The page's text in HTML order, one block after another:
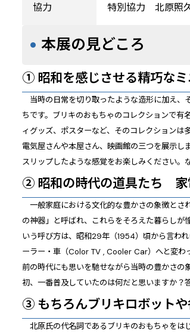
協力 特別協力 北原照
本展の見どころ
① 昭和を感じさせる精巧な
当時の日常を切り取ったような造形に加え、
ちです。ブリキのおもちゃのコレクションで
ィグッズ、ポスターなど、そのコレクションは
電気屋さんや本屋さん、映画館の三つを展示
スリップしたような感覚をお楽しみください。
② 昭和の時代の道具たち 家
一般家庭における文化的な豊かさの象徴とさ
の神器」と呼ばれ、これらをそろえた暮らし
いう呼び方は、昭和29年（1954）頃から言わ
ーラー・車（Color TV , Cooler Car）へと変わ
前の時代にも思いを馳せながら当時の豊かさ
初、一番普及していたのは何だと思いますか？
③ もちろんブリキロボット
北原氏の代名詞であるブリキのおもちゃをは